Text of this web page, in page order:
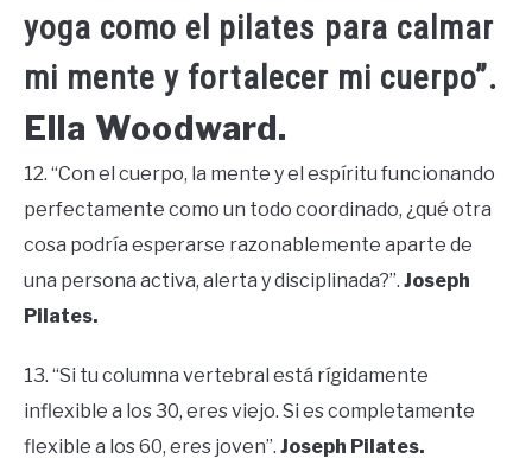
yoga como el pilates para calmar
mi mente y fortalecer mi cuerpo”.
Ella Woodward.
12. “Con el cuerpo, la mente y el espíritu funcionando
perfectamente como un todo coordinado, ¿qué otra
cosa podría esperarse razonablemente aparte de
una persona activa, alerta y disciplinada?”. Joseph
Pilates.
13. “Si tu columna vertebral está rígidamente
inflexible a los 30, eres viejo. Si es completamente
flexible a los 60, eres joven”. Joseph Pilates.